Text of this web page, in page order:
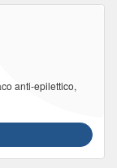
anti-epilettico,